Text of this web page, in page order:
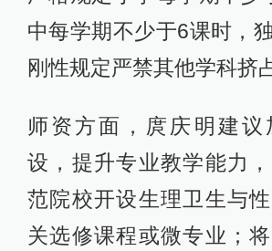
中每学期不少于6课时，
刚性规定严禁其他学科挤
师资方面，庹庆明建议
设，提升专业教学能力
范院校开设生理卫生与
关选修课程或微专业；将